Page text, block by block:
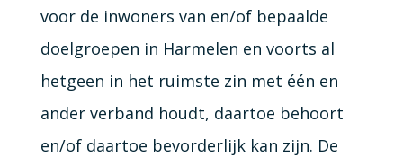
voor de inwoners van en/of bepaalde
doelgroepen in Harmelen en voorts al
hetgeen in het ruimste zin met één en
ander verband houdt, daartoe behoort
en/of daartoe bevorderlijk kan zijn. De